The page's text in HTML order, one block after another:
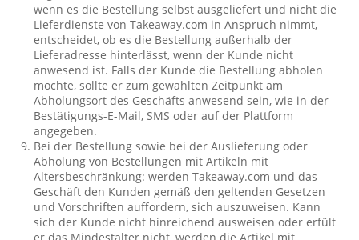
wenn es die Bestellung selbst ausgeliefert und nicht die
Lieferdienste von Takeaway.com in Anspruch nimmt,
entscheidet, ob es die Bestellung außerhalb der
Lieferadresse hinterlässt, wenn der Kunde nicht
anwesend ist. Falls der Kunde die Bestellung abholen
möchte, sollte er zum gewählten Zeitpunkt am
Abholungsort des Geschäfts anwesend sein, wie in der
Bestätigungs-E-Mail, SMS oder auf der Plattform
angegeben.
Bei der Bestellung sowie bei der Auslieferung oder
Abholung von Bestellungen mit Artikeln mit
Altersbeschränkung: werden Takeaway.com und das
Geschäft den Kunden gemäß den geltenden Gesetzen
und Vorschriften auffordern, sich auszuweisen. Kann
sich der Kunde nicht hinreichend ausweisen oder erfült